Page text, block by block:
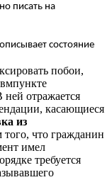
писать на
состояние
побои,
ней отражается
касающиеся
из
что гражданин
имел
требуется